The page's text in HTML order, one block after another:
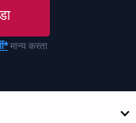
मान्य करता